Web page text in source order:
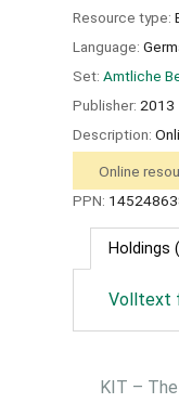
Resource type:
Language:
Set: Amtliche
Publisher: 2013
Description:
Online
PPN:
Holdings
Volltext
KIT –